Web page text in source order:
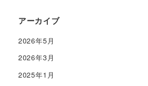
アーカイブ
2026年5月
2026年3月
2025年1月